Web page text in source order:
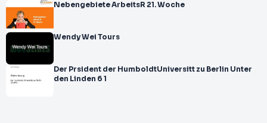
Nebengebiete ArbeitsR 21. Woche
Wendy Wei Tours
Der Prsident der HumboldtUniversitt zu Berlin Unter
den Linden 6 1